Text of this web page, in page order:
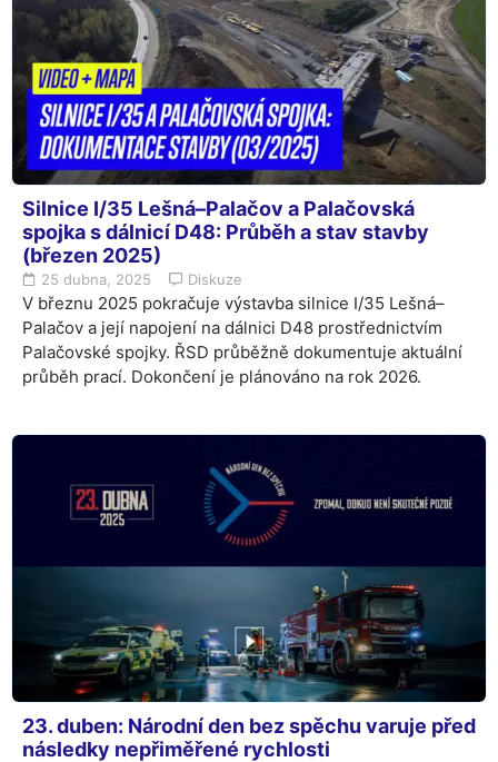
Silnice I/35 Lešná–Palačov a Palačovská
spojka s dálnicí D48: Průběh a stav stavby
(březen 2025)
25 dubna, 2025 Diskuze
V březnu 2025 pokračuje výstavba silnice I/35 Lešná–
Palačov a její napojení na dálnici D48 prostřednictvím
Palačovské spojky. ŘSD průběžně dokumentuje aktuální
průběh prací. Dokončení je plánováno na rok 2026.
23. duben: Národní den bez spěchu varuje před
následky nepřiměřené rychlosti